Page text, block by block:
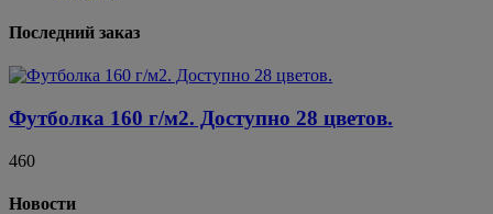
Последний заказ
Футболка 160 г/м2. Доступно 28 цветов.
460
Новости